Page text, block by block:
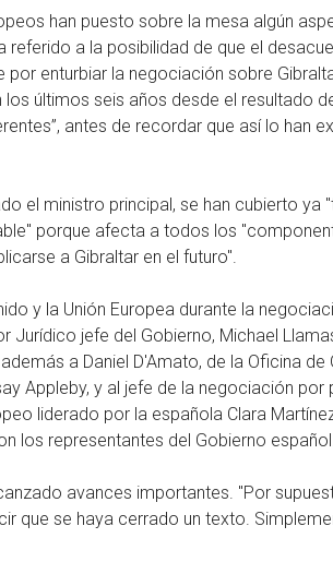
han puesto sobre la mesa algún
referido a la posibilidad de que el
por enturbiar la negociación sobre
últimos seis años desde el resultado
antes de recordar que así lo han
el ministro principal, se han cubierto ya
porque afecta a todos los
a Gibraltar en el futuro".
y la Unión Europea durante la
jefe del Gobierno, Michael
a Daniel D'Amato, de la Oficina de
Appleby, y al jefe de la negociación
liderado por la española Clara
los representantes del Gobierno
avances importantes. "Por
que se haya cerrado un texto.